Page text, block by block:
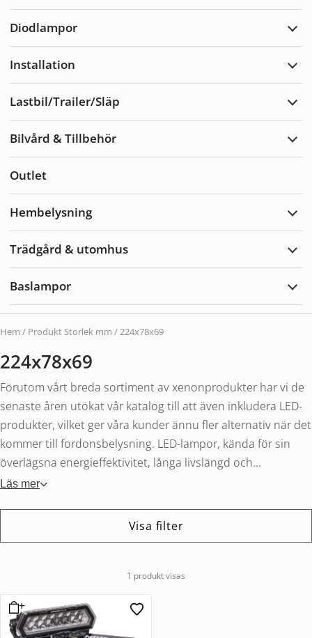
Diodlampor
Installation
Lastbil/Trailer/Släp
Bilvård & Tillbehör
Outlet
Hembelysning
Trädgård & utomhus
Baslampor
Hem / Produkt Storlek mm / 224x78x69
224x78x69
Förutom vårt breda sortiment av xenonprodukter har vi de
senaste åren utökat vår katalog till att även inkludera LED-
produkter, vilket ger våra kunder ännu fler alternativ när det
kommer till fordonsbelysning. LED-lampor, kända för sin
överlägsna energieffektivitet, långa livslängd och...
Läs mer
Visa filter
1 produkt visas